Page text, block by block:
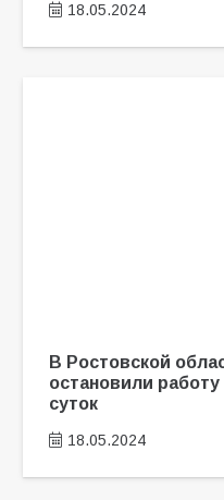
18.05.2024
В Ростовской
остановили
суток
18.05.2024